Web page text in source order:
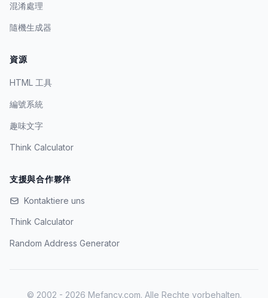
混淆處理
隨機生成器
資源
HTML 工具
編號系統
趣味文字
Think Calculator
支援與合作夥伴
Kontaktiere uns
Think Calculator
Random Address Generator
© 2002 - 2026 Mefancy.com. Alle Rechte vorbehalten.